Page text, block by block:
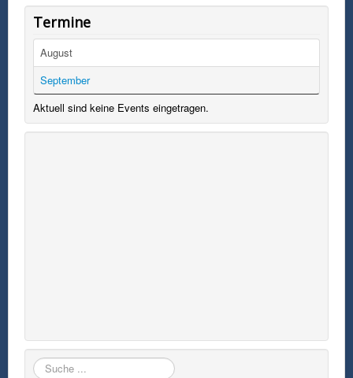
Termine
August
September
Aktuell sind keine Events eingetragen.
Suchen